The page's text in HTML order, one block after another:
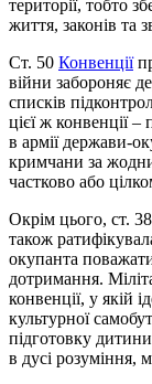
території, тобто
життя, законів та
Ст. 50 Конвенції
війни забороняє
списків
цієї ж конвенції
в армії держави-
кримчани за
частково або
Окрім цього, ст.
також
окупанта
дотримання.
конвенції, у якій
культурної
підготовку
в дусі розуміння,